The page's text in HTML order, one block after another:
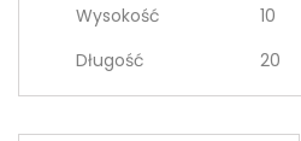
Wysokość
10
Długość
20